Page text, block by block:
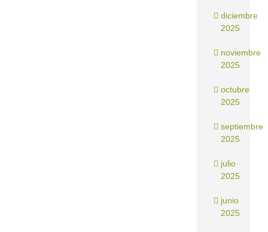
diciembre
2025
noviembre
2025
octubre
2025
septiembre
2025
julio
2025
junio
2025